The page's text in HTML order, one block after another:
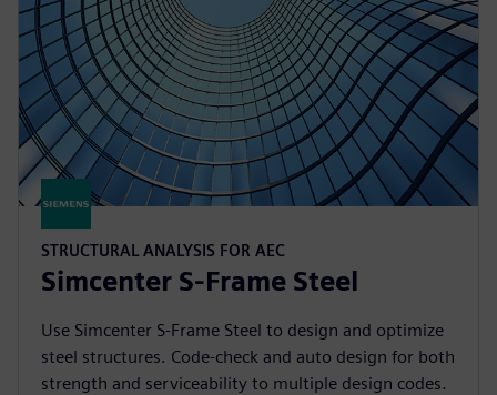
STRUCTURAL ANALYSIS FOR AEC
Simcenter S-Frame Steel
Use Simcenter S-Frame Steel to design and optimize
steel structures. Code-check and auto design for both
strength and serviceability to multiple design codes.